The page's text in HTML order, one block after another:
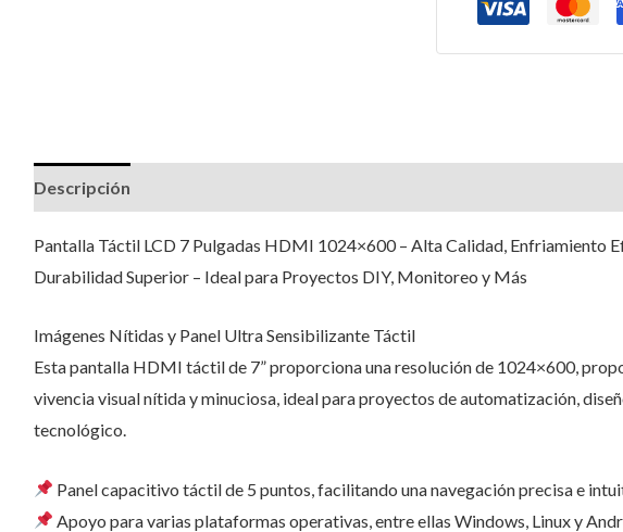
Descripción
Pantalla Táctil LCD 7 Pulgadas HDMI 1024×600 – Alta Calidad, Enfriamiento
Durabilidad Superior – Ideal para Proyectos DIY, Monitoreo y Más
Imágenes Nítidas y Panel Ultra Sensibilizante Táctil
Esta pantalla HDMI táctil de 7” proporciona una resolución de 1024×600,
vivencia visual nítida y minuciosa, ideal para proyectos de automatización,
tecnológico.
Panel capacitivo táctil de 5 puntos, facilitando una navegación precisa e
Apoyo para varias plataformas operativas, entre ellas Windows, Linux y